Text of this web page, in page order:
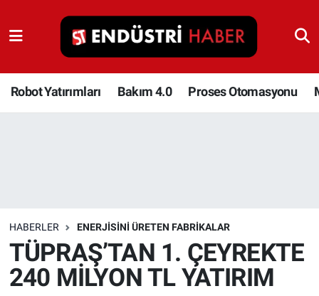
Robot Yatırımları Bakım 4.0 Proses Otomasyonu
HABERLER ENERJISINI ÜRETEN FABRIKALAR
TÜPRAŞ’TAN 1. ÇEYREKTE
240 MİLYON TL YATIRIM
Robot Yatırımları
Bakım 4.0
Depolama Çözümleri
İnşaat ve Malzeme